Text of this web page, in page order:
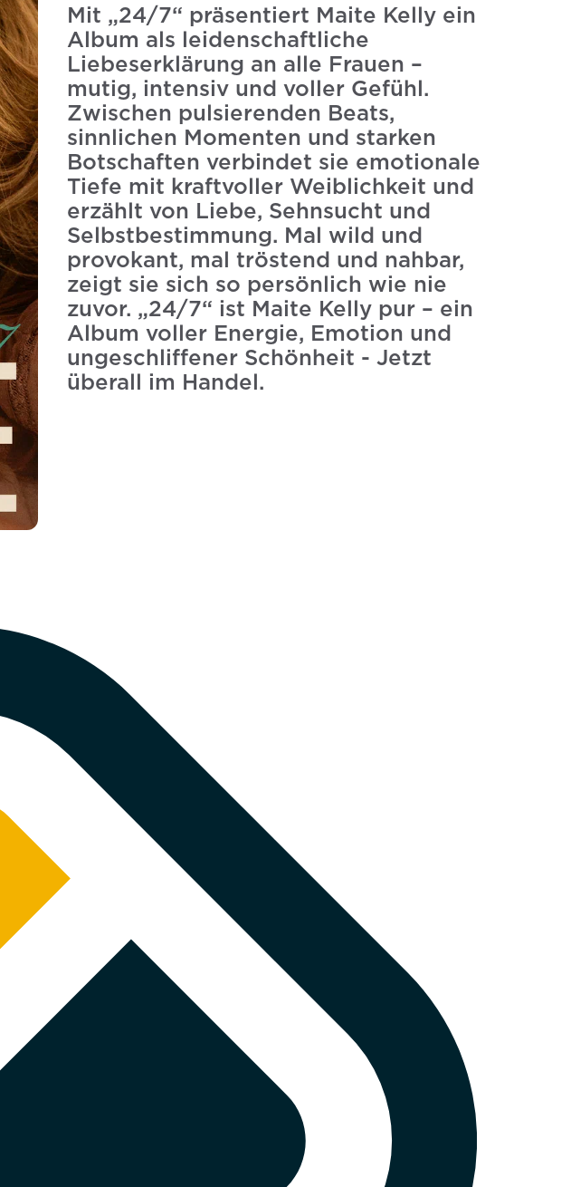
Mit „24/7“ präsentiert Maite Kelly ein
Album als leidenschaftliche
Liebeserklärung an alle Frauen –
mutig, intensiv und voller Gefühl.
Zwischen pulsierenden Beats,
sinnlichen Momenten und starken
Botschaften verbindet sie emotionale
Tiefe mit kraftvoller Weiblichkeit und
erzählt von Liebe, Sehnsucht und
Selbstbestimmung. Mal wild und
provokant, mal tröstend und nahbar,
zeigt sie sich so persönlich wie nie
zuvor. „24/7“ ist Maite Kelly pur – ein
Album voller Energie, Emotion und
ungeschliffener Schönheit - Jetzt
überall im Handel.